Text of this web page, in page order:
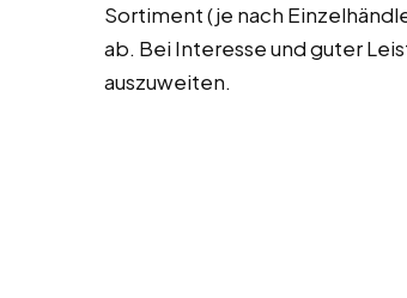
Sortiment (je nach
ab. Bei Interesse und guter
auszuweiten.